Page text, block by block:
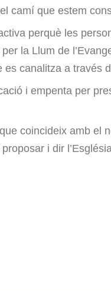
camí que estem
perquè les
la Llum de
es canalitza a través
i empenta per
coincideix amb el
i dir